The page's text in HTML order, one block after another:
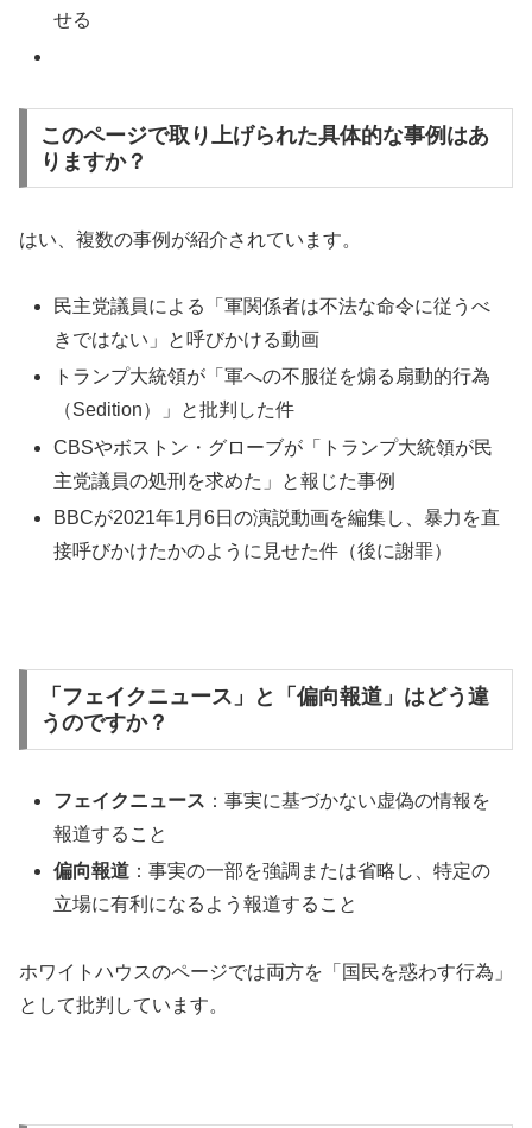
せる
このページで取り上げられた具体的な事例はあ
りますか？
はい、複数の事例が紹介されています。
民主党議員による「軍関係者は不法な命令に従うべ
きではない」と呼びかける動画
トランプ大統領が「軍への不服従を煽る扇動的行為
（Sedition）」と批判した件
CBSやボストン・グローブが「トランプ大統領が民
主党議員の処刑を求めた」と報じた事例
BBCが2021年1月6日の演説動画を編集し、暴力を直
接呼びかけたかのように見せた件（後に謝罪）
「フェイクニュース」と「偏向報道」はどう違
うのですか？
フェイクニュース ：事実に基づかない虚偽の情報を
報道すること
偏向報道 ：事実の一部を強調または省略し、特定の
立場に有利になるよう報道すること
ホワイトハウスのページでは両方を「国民を惑わす行為」
として批判しています。